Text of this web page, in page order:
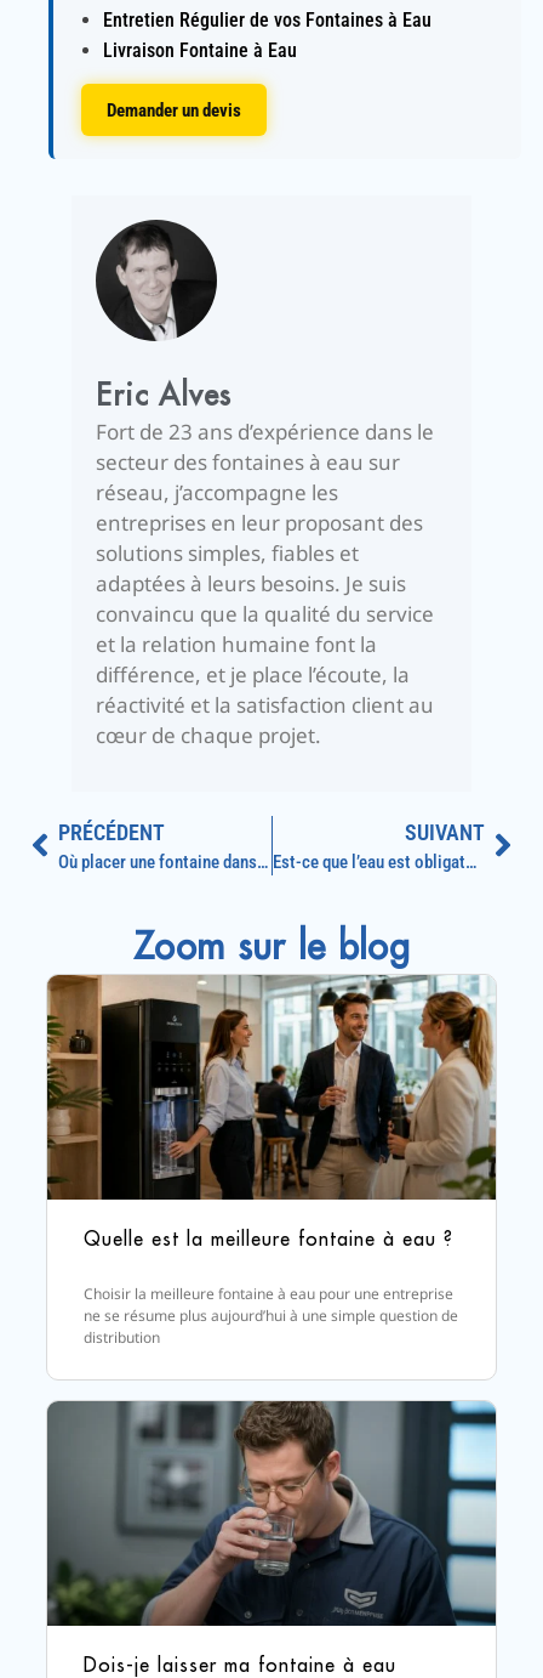
Entretien Régulier de vos Fontaines à Eau
Livraison Fontaine à Eau
Demander un devis
Eric Alves
Fort de 23 ans d’expérience dans le
secteur des fontaines à eau sur
réseau, j’accompagne les
entreprises en leur proposant des
solutions simples, fiables et
adaptées à leurs besoins. Je suis
convaincu que la qualité du service
et la relation humaine font la
différence, et je place l’écoute, la
réactivité et la satisfaction client au
cœur de chaque projet.
PRÉCÉDENT
Où placer une fontaine dans un bureau ?
SUIVANT
Est-ce que l’eau est obligatoire dans une entreprise ?
Zoom sur le blog
Quelle est la meilleure fontaine à eau ?
Choisir la meilleure fontaine à eau pour une entreprise
ne se résume plus aujourd’hui à une simple question de
distribution
Dois-je laisser ma fontaine à eau